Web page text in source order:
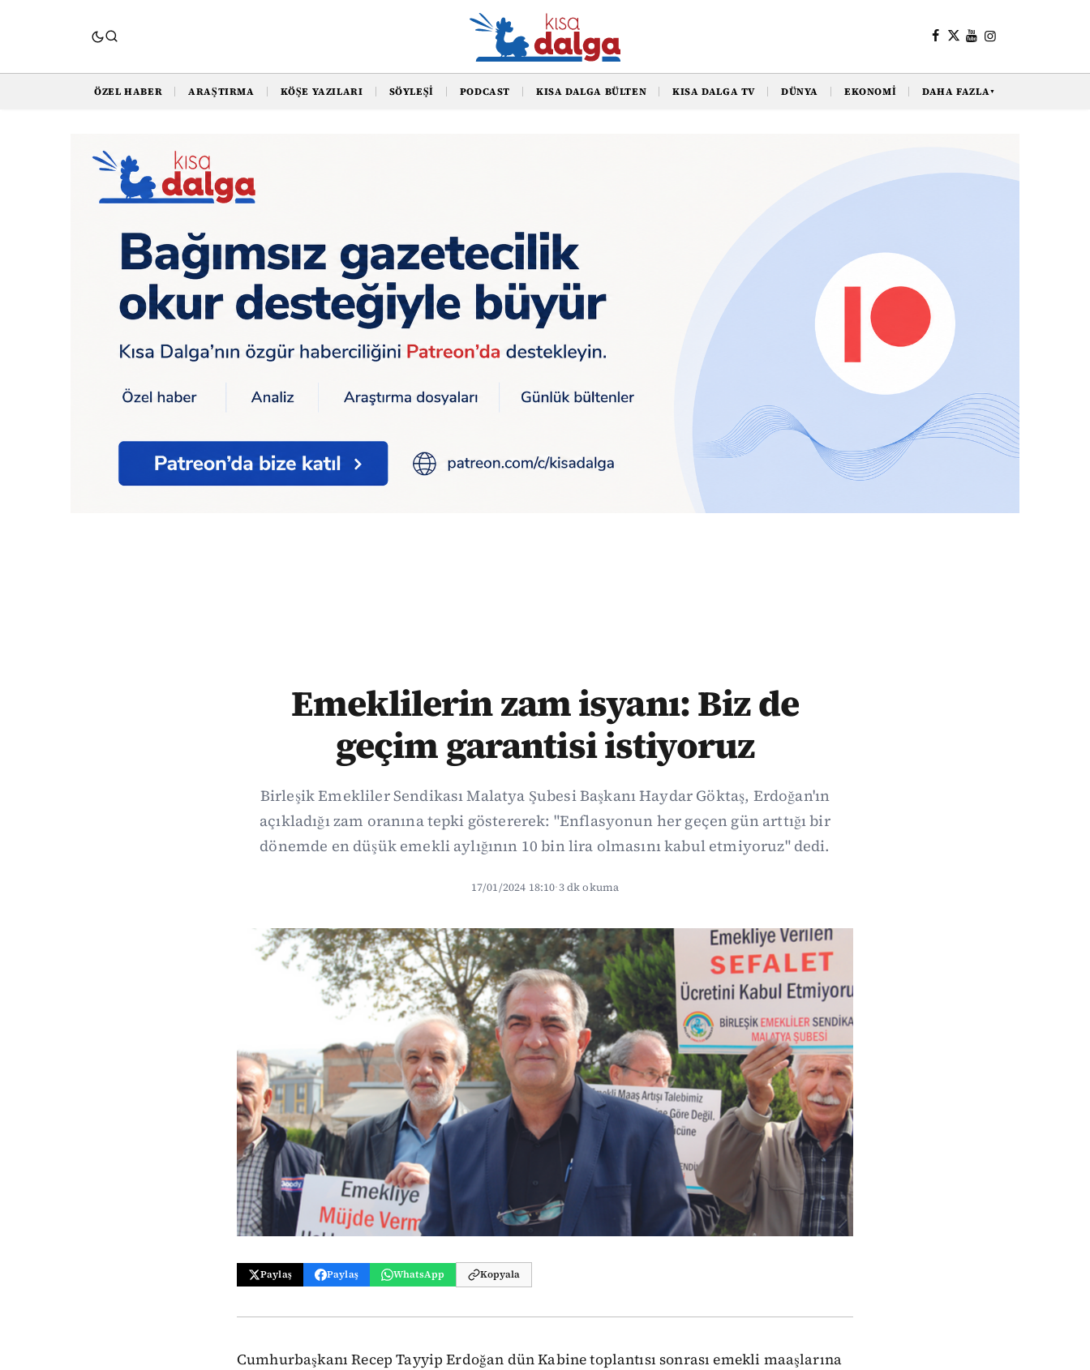
ÖZEL HABER ARAŞTIRMA KÖŞE YAZILARI SÖYLEŞI PODCAST KISA DALGA BÜLTEN KISA DALGA TV DÜNYA EKONOMI DAHA FAZLA▼
Emeklilerin zam isyanı: Biz de
geçim garantisi istiyoruz
Birleşik Emekliler Sendikası Malatya Şubesi Başkanı Haydar Göktaş, Erdoğan'ın
açıkladığı zam oranına tepki göstererek: "Enflasyonun her geçen gün arttığı bir
dönemde en düşük emekli aylığının 10 bin lira olmasını kabul etmiyoruz" dedi.
17/01/2024 18:10·3 dk okuma
Paylaş Paylaş WhatsApp Kopyala
Cumhurbaşkanı Recep Tayyip Erdoğan dün Kabine toplantısı sonrası emekli maaşlarına